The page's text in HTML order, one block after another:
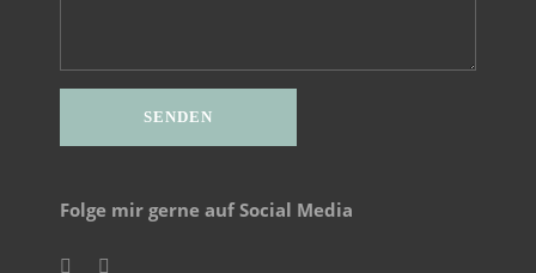
Folge mir gerne auf Social Media